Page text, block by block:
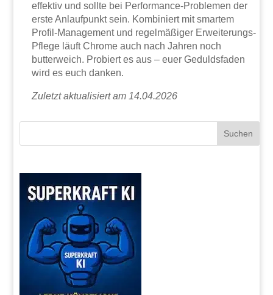
effektiv und sollte bei Performance-Problemen der
erste Anlaufpunkt sein. Kombiniert mit smartem
Profil-Management und regelmäßiger Erweiterungs-
Pflege läuft Chrome auch nach Jahren noch
butterweich. Probiert es aus – euer Geduldsfaden
wird es euch danken.
Zuletzt aktualisiert am 14.04.2026